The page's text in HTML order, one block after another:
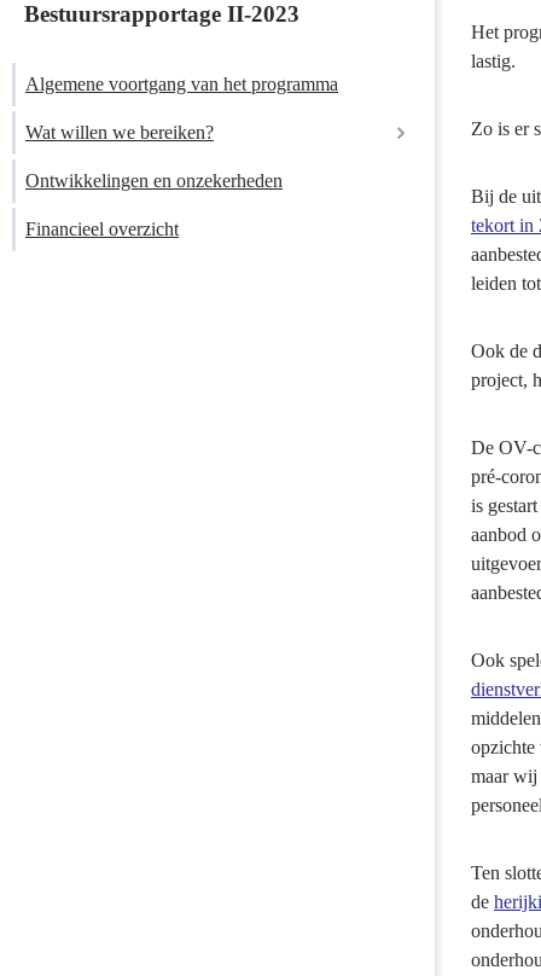
Bestuursrapportage II-2023
Algemene voortgang van het programma
Wat willen we bereiken?
Ontwikkelingen en onzekerheden
Financieel overzicht
Terug
mobiliteit
Algemene
Het
lastig.
Zo is er
Bij de
tekort in
leiden
Ook de
project,
De OV-
pré-
is
aanbod
Ook
middelen
opzichte
maar wij
Ten
de